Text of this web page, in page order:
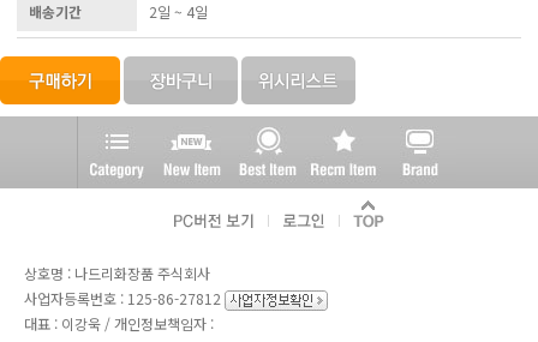
배송기간
2일 ~ 4일
상호명 : 나드리화장품 주식회사
사업자등록번호 : 125-86-27812
대표 : 이강욱 / 개인정보책임자 :